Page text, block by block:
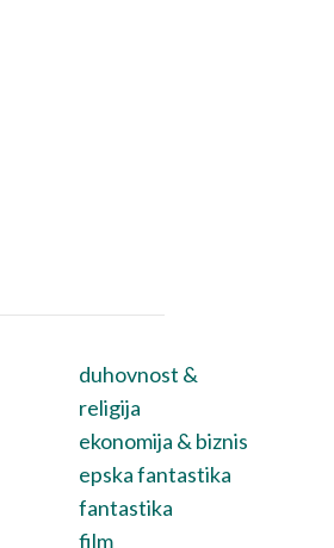
duhovnost &
religija
ekonomija & biznis
epska fantastika
fantastika
film